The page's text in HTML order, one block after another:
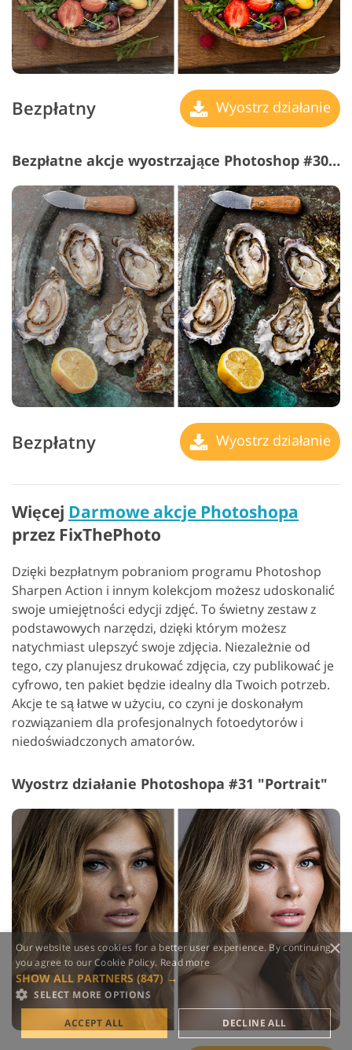
Bezpłatny Wyostrz działanie
Bezpłatne akcje wyostrzające Photoshop #30 "HDR"
Bezpłatny Wyostrz działanie
Więcej Darmowe akcje Photoshopa
przez FixThePhoto
Dzięki bezpłatnym pobraniom programu Photoshop
Sharpen Action i innym kolekcjom możesz udoskonalić
swoje umiejętności edycji zdjęć. To świetny zestaw z
podstawowych narzędzi, dzięki którym możesz
natychmiast ulepszyć swoje zdjęcia. Niezależnie od
tego, czy planujesz drukować zdjęcia, czy publikować je
cyfrowo, ten pakiet będzie idealny dla Twoich potrzeb.
Akcje te są łatwe w użyciu, co czyni je doskonałym
rozwiązaniem dla profesjonalnych fotoedytorów i
niedoświadczonych amatorów.
Wyostrz działanie Photoshopa #31 "Portrait"
×
Our website uses cookies for a better user experience. By continuing,
you agree to our Cookie Policy. Read more
SHOW ALL PARTNERS (847) →
SELECT MORE OPTIONS
ACCEPT ALL DECLINE ALL